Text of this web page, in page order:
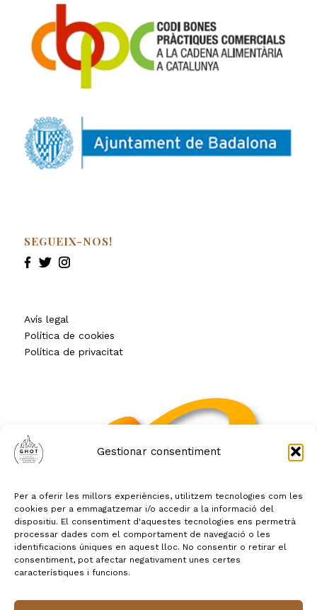
Gestionar consentiment
Per a oferir les millors experiències, utilitzem tecnologies com les
cookies per a emmagatzemar i/o accedir a la informació del
dispositiu. El consentiment d'aquestes tecnologies ens permetrà
processar dades com el comportament de navegació o les
identificacions úniques en aquest lloc. No consentir o retirar el
consentiment, pot afectar negativament unes certes
característiques i funcions.
SEGUEIX-NOS!
Avís legal
Política de cookies
Política de privacitat